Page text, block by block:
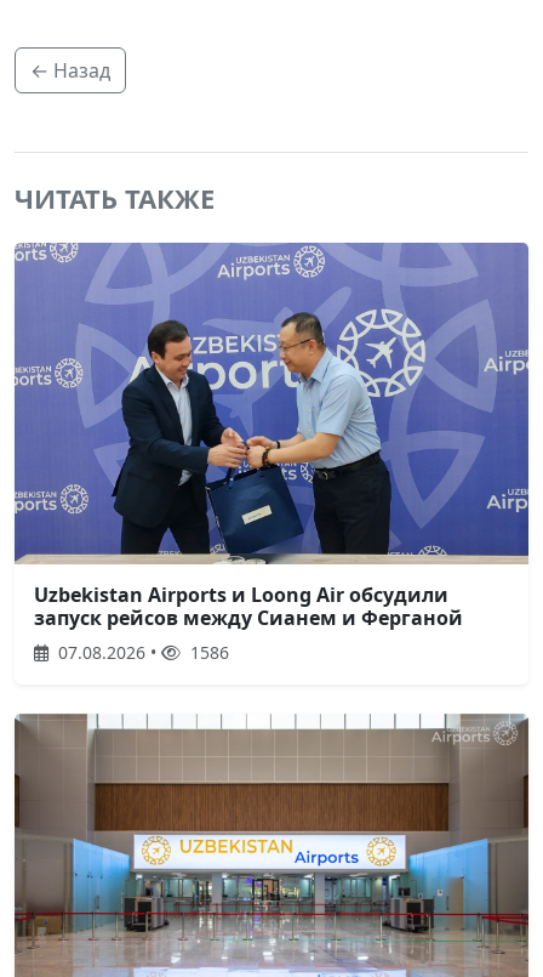
← Назад
ЧИТАТЬ ТАКЖЕ
Uzbekistan Airports и Loong Air обсудили
запуск рейсов между Сианем и Ферганой
07.08.2026 • 1586